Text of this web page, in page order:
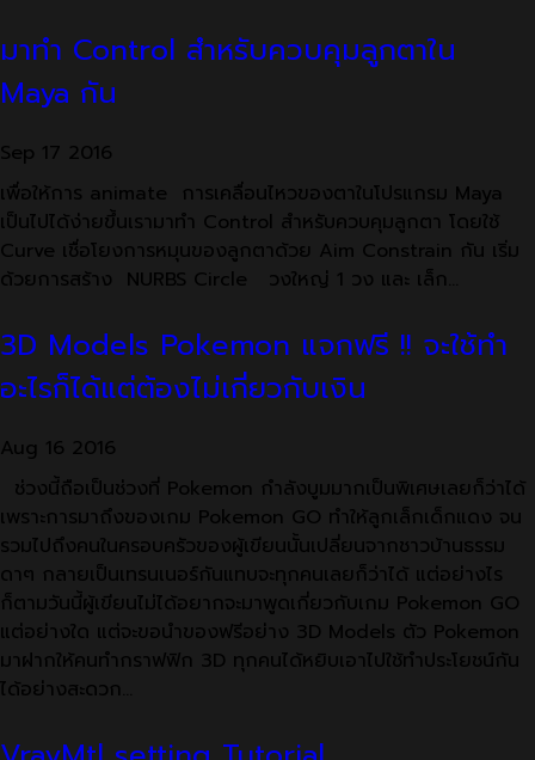
มาทำ Control สำหรับควบคุมลูกตาใน
Maya กัน
Sep 17 2016
เพื่อให้การ animate การเคลื่อนไหวของตาในโปรแกรม Maya
เป็นไปได้ง่ายขึ้นเรามาทำ Control สำหรับควบคุมลูกตา โดยใช้
Curve เชื่อโยงการหมุนของลูกตาด้วย Aim Constrain กัน เริ่ม
ด้วยการสร้าง NURBS Circle วงใหญ่ 1 วง และ เล็ก…
3D Models Pokemon แจกฟรี !! จะใช้ทำ
อะไรก็ได้แต่ต้องไม่เกี่ยวกับเงิน
Aug 16 2016
ช่วงนี้ถือเป็นช่วงที่ Pokemon กำลังบูมมากเป็นพิเศษเลยก็ว่าได้
เพราะการมาถึงของเกม Pokemon GO ทำให้ลูกเล็กเด็กแดง จน
รวมไปถึงคนในครอบครัวของผู้เขียนนั้นเปลี่ยนจากชาวบ้านธรรม
ดาๆ กลายเป็นเทรนเนอร์กันแทบจะทุกคนเลยก็ว่าได้ แต่อย่างไร
ก็ตามวันนี้ผู้เขียนไม่ได้อยากจะมาพูดเกี่ยวกับเกม Pokemon GO
แต่อย่างใด แต่จะขอนำของฟรีอย่าง 3D Models ตัว Pokemon
มาฝากให้คนทำกราฟฟิก 3D ทุกคนได้หยิบเอาไปใช้ทำประโยชน์กัน
ได้อย่างสะดวก…